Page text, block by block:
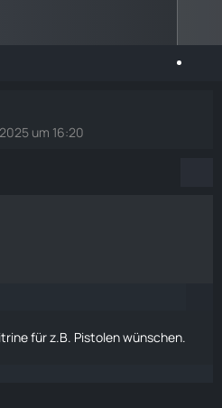
um 16:20
für z.B. Pistolen wünschen.